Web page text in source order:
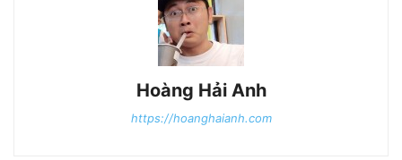
Hoàng Hải Anh
https://hoanghaianh.com